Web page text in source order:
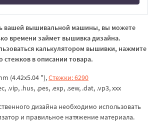
В корзине
вашей вышивальной машины, вы можете
времени займет вышивка дизайна.
калькулятором вышивки, нажмите
стежков в описании товара.
(4.42x5.04 "),Стежки: 6290
.vip, .hus, .pes, .exp, .sew, .dat, .vp3, xxx
дизайна необходимо использовать
и правильное натяжение материала.